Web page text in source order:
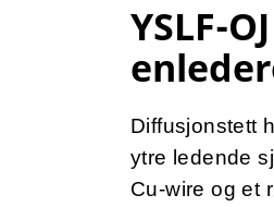
YSLF-
Diffusjonstett
ytre ledende
Cu-wire og et